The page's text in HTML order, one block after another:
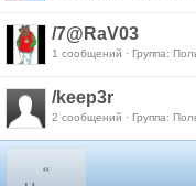
/7@RaV03
1 сообщений · Группа:
/keep3r
2 сообщений · Группа:
«